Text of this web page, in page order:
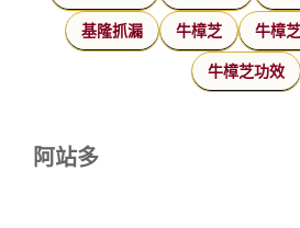
基隆抓漏 牛樟芝 牛樟
牛樟芝功效
阿站多